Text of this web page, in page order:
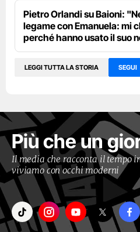
Pietro Orlandi su Baioni:
legame con Emanuela: mi
perché hanno usato il suo
LEGGI TUTTA LA STORIA SEGUI
Più che un
Il media che racconta il tempo
viviamo con occhi moderni